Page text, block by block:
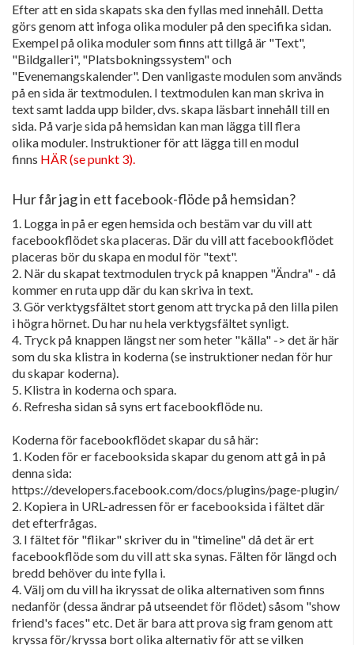
Efter att en sida skapats ska den fyllas med innehåll. Detta
görs genom att infoga olika moduler på den specifika sidan.
Exempel på olika moduler som finns att tillgå är "Text",
"Bildgalleri", "Platsbokningssystem" och
"Evenemangskalender". Den vanligaste modulen som används
på en sida är textmodulen. I textmodulen kan man skriva in
text samt ladda upp bilder, dvs. skapa läsbart innehåll till en
sida. På varje sida på hemsidan kan man lägga till flera
olika moduler. Instruktioner för att lägga till en modul
finns HÄR (se punkt 3).
Hur får jag in ett facebook-flöde på hemsidan?
1. Logga in på er egen hemsida och bestäm var du vill att
facebookflödet ska placeras. Där du vill att facebookflödet
placeras bör du skapa en modul för "text".
2. När du skapat textmodulen tryck på knappen "Ändra" - då
kommer en ruta upp där du kan skriva in text.
3. Gör verktygsfältet stort genom att trycka på den lilla pilen
i högra hörnet. Du har nu hela verktygsfältet synligt.
4. Tryck på knappen längst ner som heter "källa" -> det är här
som du ska klistra in koderna (se instruktioner nedan för hur
du skapar koderna).
5. Klistra in koderna och spara.
6. Refresha sidan så syns ert facebookflöde nu.
Koderna för facebookflödet skapar du så här:
1. Koden för er facebooksida skapar du genom att gå in på
denna sida:
https://developers.facebook.com/docs/plugins/page-plugin/
2. Kopiera in URL-adressen för er facebooksida i fältet där
det efterfrågas.
3. I fältet för "flikar" skriver du in "timeline" då det är ert
facebookflöde som du vill att ska synas. Fälten för längd och
bredd behöver du inte fylla i.
4. Välj om du vill ha ikryssat de olika alternativen som finns
nedanför (dessa ändrar på utseendet för flödet) såsom "show
friend's faces" etc. Det är bara att prova sig fram genom att
kryssa för/kryssa bort olika alternativ för att se vilken